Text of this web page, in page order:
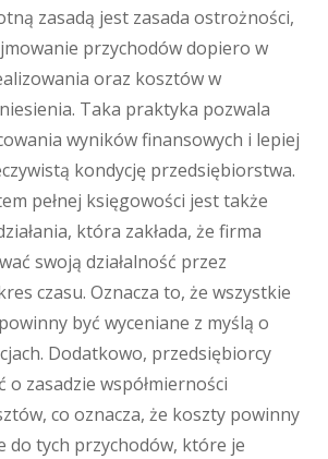
zasadą jest zasada ostrożności,
przychodów dopiero w
oraz kosztów w
Taka praktyka pozwala
wyników finansowych i lepiej
kondycję przedsiębiorstwa.
pełnej księgowości jest także
która zakłada, że firma
swoją działalność przez
czasu. Oznacza to, że wszystkie
być wyceniane z myślą o
Dodatkowo, przedsiębiorcy
zasadzie współmierności
co oznacza, że koszty powinny
do tych przychodów, które je